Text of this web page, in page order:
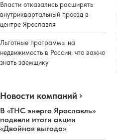
Власти отказались расширять
внутриквартальный проезд в
центре Ярославля
Льготные программы на
недвижимость в России: что важно
знать заемщику
Новости компаний
В «ТНС энерго Ярославль»
подвели итоги акции
«Двойная выгода»